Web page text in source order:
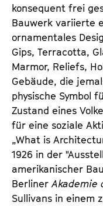
konsequent frei
Bauwerk variierte
ornamentales
Gips, Terracotta,
Marmor, Reliefs,
Gebäude, die
physische Symbol
Zustand eines
für eine soziale
„What is
1926 in der
amerikanischer
Berliner Akademie
Sullivans in einem